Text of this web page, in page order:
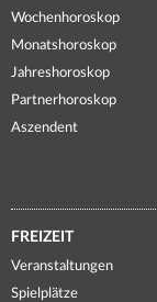
Wochenhoroskop
Monatshoroskop
Jahreshoroskop
Partnerhoroskop
Aszendent
FREIZEIT
Veranstaltungen
Spielplätze